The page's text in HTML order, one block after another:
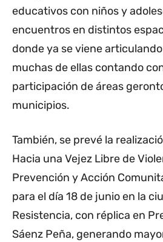
educativos con niños y
encuentros en distintos
donde ya se viene
muchas de ellas contando
participación de áreas
municipios.
También, se prevé la
Hacia una Vejez Libre de
Prevención y Acción
para el día 18 de junio en la
Resistencia, con réplica en
Sáenz Peña, generando